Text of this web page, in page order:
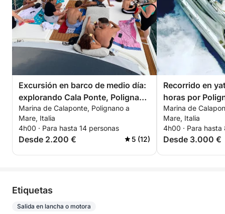
Excursión en barco de medio día:
explorando Cala Ponte, Polignano
y Monopoli
Marina de Calaponte, Polignano a
Mare, Italia
4h00 · Para hasta 14 personas
Desde 2.200 € 5 (12)
Recorrido en
horas por
Marina de
Mare, Italia
4h00 · Para hasta
Desde 3.000 €
Etiquetas
Salida en lancha o motora